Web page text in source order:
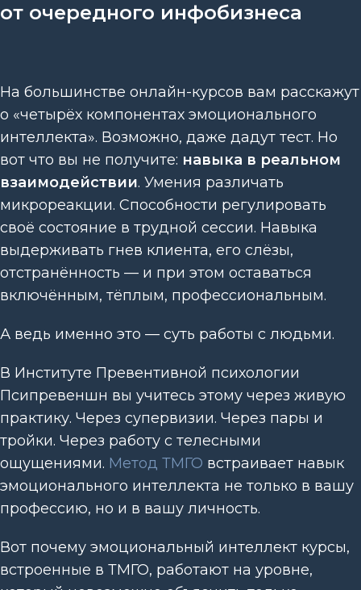
от очередного инфобизнеса
На большинстве онлайн-курсов вам расскажут
о «четырёх компонентах эмоционального
интеллекта». Возможно, даже дадут тест. Но
вот что вы не получите: навыка в реальном
взаимодействии. Умения различать
микрореакции. Способности регулировать
своё состояние в трудной сессии. Навыка
выдерживать гнев клиента, его слёзы,
отстранённость — и при этом оставаться
включённым, тёплым, профессиональным.
А ведь именно это — суть работы с людьми.
В Институте Превентивной психологии
Псипревеншн вы учитесь этому через живую
практику. Через супервизии. Через пары и
тройки. Через работу с телесными
ощущениями. Метод ТМГО встраивает навык
эмоционального интеллекта не только в вашу
профессию, но и в вашу личность.
Вот почему эмоциональный интеллект курсы,
встроенные в ТМГО, работают на уровне,